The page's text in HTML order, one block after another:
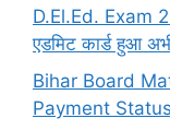
D.El.Ed. Exam
एडमिट कार्ड हुआ
Bihar Board
Payment